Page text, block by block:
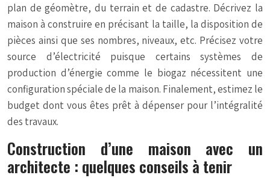
plan de géomètre, du terrain et de cadastre. Décrivez la
maison à construire en précisant la taille, la disposition de
pièces ainsi que ses nombres, niveaux, etc. Précisez votre
source d’électricité puisque certains systèmes de
production d’énergie comme le biogaz nécessitent une
configuration spéciale de la maison. Finalement, estimez le
budget dont vous êtes prêt à dépenser pour l’intégralité
des travaux.
Construction d’une maison avec un
architecte : quelques conseils à tenir